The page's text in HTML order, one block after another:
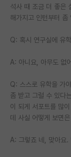
석사 때 조금 더 좋은
해가지고 인턴부터
Q: 혹시 연구실에 유
A: 아니요, 아무도 없
Q: 스스로 유학을 가
좀 받고 그럴 수 있다
이 되게 서포트를 많
데 사실 어떻게 보면
A: 그렇죠 네, 맞아요.